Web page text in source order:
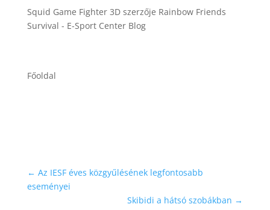
Squid Game Fighter 3Dszerzője Rainbow Friends
Survival - E-Sport Center Blog
Főoldal
← Az IESF éves közgyűlésének legfontosabb
eseményei
Skibidi a hátsó szobákban →